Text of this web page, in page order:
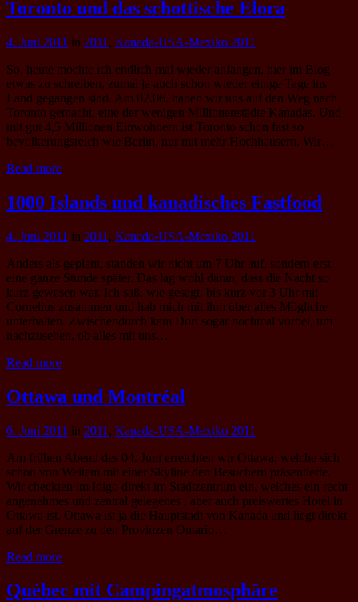
Toronto und das schottische Elora
4. Juni 2011 in 2011 , Kanada-USA-Mexiko 2011
So, heute möchte ich endlich mal wieder anfangen, hier im Blog
etwas zu schreiben, zumal ja auch schon wieder einige Tage ins
Land gegangen sind. Am 02.06. haben wir uns auf den Weg nach
Toronto gemacht, eine der wenigen Millionenstädte Kanadas. Und
mit gut 4,5 Millionen Einwohnern ist Toronto schon fast so
bevölkerungsreich wie Berlin, nur mit mehr Hochhäusern. Wir…
Read more
1000 Islands und kanadisches Fastfood
4. Juni 2011 in 2011 , Kanada-USA-Mexiko 2011
Anders als geplant, standen wir nicht um 7 Uhr auf, sondern erst
eine ganze Stunde später. Das lag wohl daran, dass die Nacht so
kurz gewesen war. Ich saß, wie gesagt, bis kurz vor 3 Uhr mit
Cornelius zusammen und hab mich mit ihm über alles Mögliche
unterhalten. Zwischendurch kam Dori sogar nochmal vorbei, um
nachzusehen, ob alles mit uns…
Read more
Ottawa und Montréal
6. Juni 2011 in 2011 , Kanada-USA-Mexiko 2011
Am frühen Abend des 04. Juni erreichten wir Ottawa, welche sich
schon von Weitem mit einer Skyline den Besuchern präsentierte.
Wir checkten im Idigo direkt im Stadtzentrum ein, welches ein recht
angenehmes und zentral gelegenes , aber auch preiswertes Hotel in
Ottawa ist. Ottawa ist ja die Hauptstadt von Kanada und liegt direkt
auf der Grenze zu den Provinzen Ontario…
Read more
Québec mit Campingatmosphäre